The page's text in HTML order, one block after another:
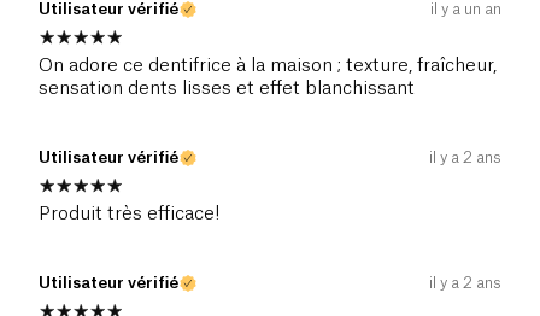
Utilisateur vérifié il y a un an
On adore ce dentifrice à la maison ; texture, fraîcheur,
sensation dents lisses et effet blanchissant
Utilisateur vérifié il y a 2 ans
Produit très efficace!
Utilisateur vérifié il y a 2 ans